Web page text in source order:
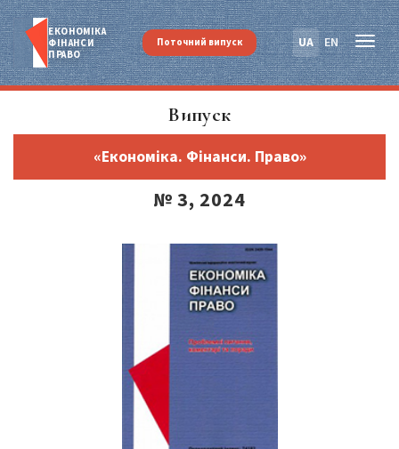
ЕКОНОМІКА
ФІНАНСИ
ПРАВО
UA EN
Поточний випуск
Випуск
«Економіка. Фінанси. Право»
№ 3, 2024